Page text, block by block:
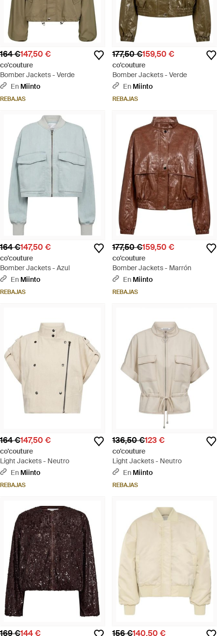
164 €147,50 €
co'couture
Bomber Jackets - Verde
En Miinto
REBAJAS
177,50 €159,50 €
co'couture
Bomber Jackets - Verde
En Miinto
REBAJAS
164 €147,50 €
co'couture
Bomber Jackets - Azul
En Miinto
REBAJAS
177,50 €159,50 €
co'couture
Bomber Jackets - Marrón
En Miinto
REBAJAS
164 €147,50 €
co'couture
Light Jackets - Neutro
En Miinto
REBAJAS
136,50 €123 €
co'couture
Light Jackets - Neutro
En Miinto
REBAJAS
169 €144 € 156 €140,50 €